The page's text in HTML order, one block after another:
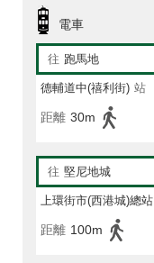
電車
往 跑馬地
德輔道中(禧利街) 站
距離 30m
往 堅尼地城
上環街市(西港城)總站
距離 100m